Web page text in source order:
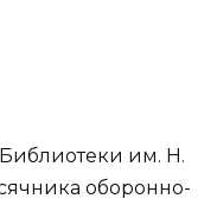
Библиотеки им. Н.
оборонно-